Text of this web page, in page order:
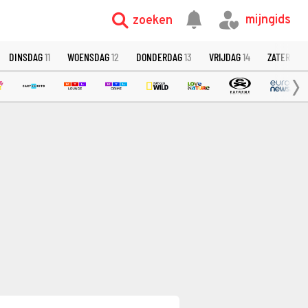
zoeken mijngids
DINSDAG11 WOENSDAG12 DONDERDAG13 VRIJDAG14 ZATERDAG